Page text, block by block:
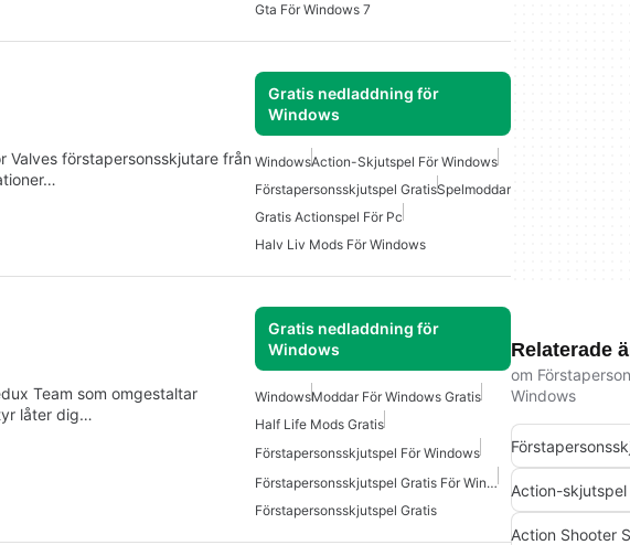
Gta För Windows 7
Gratis nedladdning för
Windows
Valves förstapersonsskjutare från WindowsAction-Skjutspel För Windows
Förstapersonsskjutspel GratisSpelmoddar
Gratis Actionspel För Pc
Halv Liv Mods För Windows
Gratis nedladdning för
Windows
Team som omgestaltar
låter dig…
WindowsModdar För Windows Gratis
Half Life Mods Gratis
Förstapersonsskjutspel För Windows
Förstapersonsskjutspel Gratis För Windows
Förstapersonsskjutspel Gratis
Relaterade
om
Windows
Action-skjutspel
Action Shooter